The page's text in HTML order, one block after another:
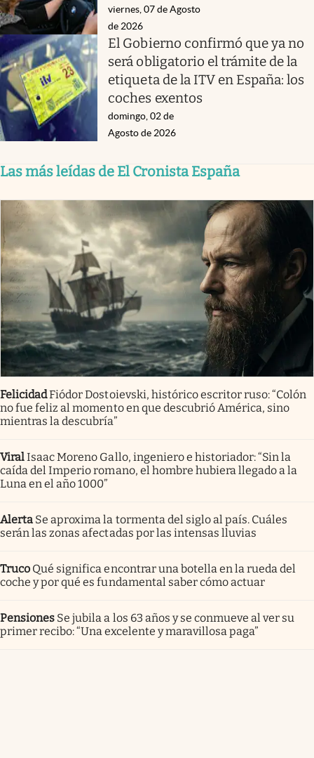
viernes, 07 de Agosto
de 2026
El Gobierno confirmó que ya no
será obligatorio el trámite de la
etiqueta de la ITV en España: los
coches exentos
domingo, 02 de
Agosto de 2026
Las más leídas de El Cronista España
FelicidadFiódor Dostoievski, histórico escritor ruso: “Colón
no fue feliz al momento en que descubrió América, sino
mientras la descubría”
ViralIsaac Moreno Gallo, ingeniero e historiador: “Sin la
caída del Imperio romano, el hombre hubiera llegado a la
Luna en el año 1000”
Alerta Se aproxima la tormenta del siglo al país. Cuáles
serán las zonas afectadas por las intensas lluvias
Truco Qué significa encontrar una botella en la rueda del
coche y por qué es fundamental saber cómo actuar
Pensiones Se jubila a los 63 años y se conmueve al ver su
primer recibo: “Una excelente y maravillosa paga”